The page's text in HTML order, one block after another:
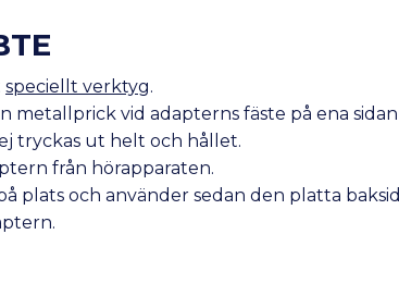
speciellt verktyg.
vid adapterns fäste på ena
tryckas ut helt och hållet.
från hörapparaten.
plats och använder sedan den platta